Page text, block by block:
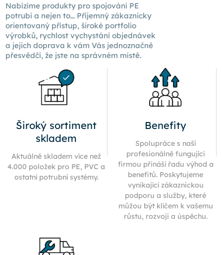
Nabízíme produkty pro spojování PE
potrubí a nejen to… Příjemný zákaznicky
orientovaný přístup, široké portfolio
výrobků, rychlost vychystání objednávek
a jejich doprava kvám Vás jednoznačně
přesvědčí, že jste na správném místě.
Široký sortiment
skladem
Aktuálně skladem více než
4.000 položek pro PE, PVC a
ostatní potrubní systémy.
Benefity
Spolupráce s naší
profesionálně fungující
firmou přináší řadu výhod a
benefitů. Poskytujeme
vynikající zákaznickou
podporu a služby, které
můžou být klíčem k vašemu
růstu, rozvoji a úspěchu.